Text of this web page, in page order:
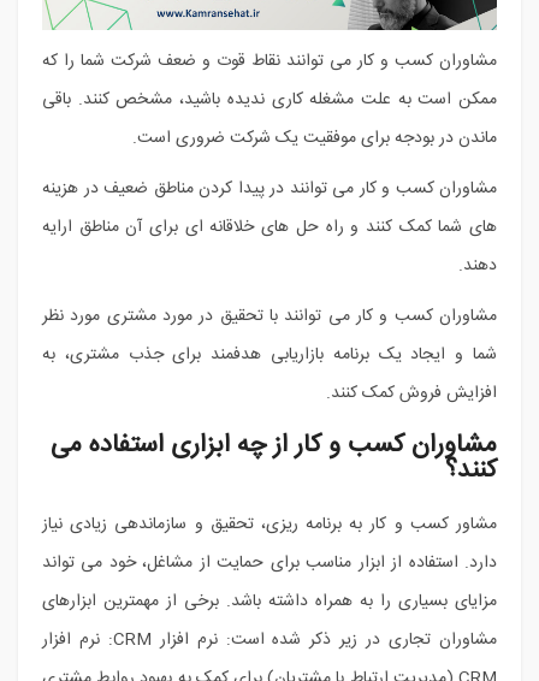
مشاوران کسب و کار می توانند نقاط قوت و ضعف شرکت شما را که
ممکن است به علت مشغله کاری ندیده باشید، مشخص کنند. باقی
ماندن در بودجه برای موفقیت یک شرکت ضروری است.
مشاوران کسب و کار می توانند در پیدا کردن مناطق ضعیف در هزینه
های شما کمک کنند و راه حل های خلاقانه ای برای آن مناطق ارایه
دهند.
مشاوران کسب و کار می توانند با تحقیق در مورد مشتری مورد نظر
شما و ایجاد یک برنامه بازاریابی هدفمند برای جذب مشتری، به
افزایش فروش کمک کنند.
مشاوران کسب و کار از چه ابزاری استفاده می
کنند؟
مشاور کسب و کار به برنامه ریزی، تحقیق و سازماندهی زیادی نیاز
دارد. استفاده از ابزار مناسب برای حمایت از مشاغل، خود می تواند
مزایای بسیاری را به همراه داشته باشد. برخی از مهمترین ابزارهای
مشاوران تجاری در زیر ذکر شده است: نرم افزار CRM: نرم افزار